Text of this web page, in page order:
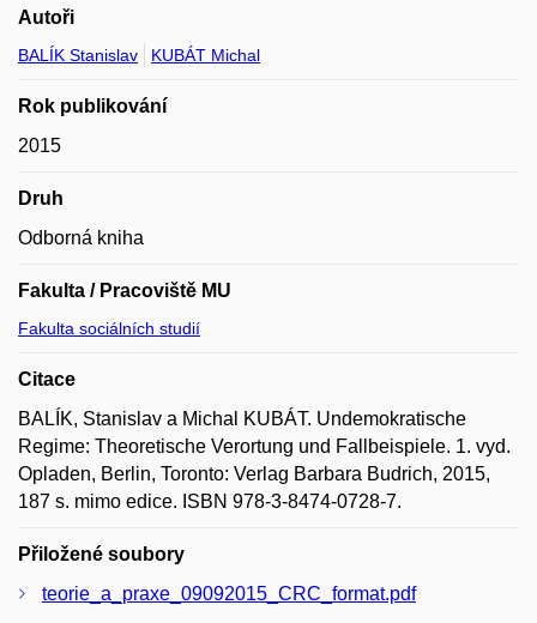
Autoři
BALÍK Stanislav KUBÁT Michal
Rok publikování
2015
Druh
Odborná kniha
Fakulta / Pracoviště MU
Fakulta sociálních studií
Citace
BALÍK, Stanislav a Michal KUBÁT. Undemokratische
Regime: Theoretische Verortung und Fallbeispiele. 1. vyd.
Opladen, Berlin, Toronto: Verlag Barbara Budrich, 2015,
187 s. mimo edice. ISBN 978-3-8474-0728-7.
Přiložené soubory
teorie_a_praxe_09092015_CRC_format.pdf